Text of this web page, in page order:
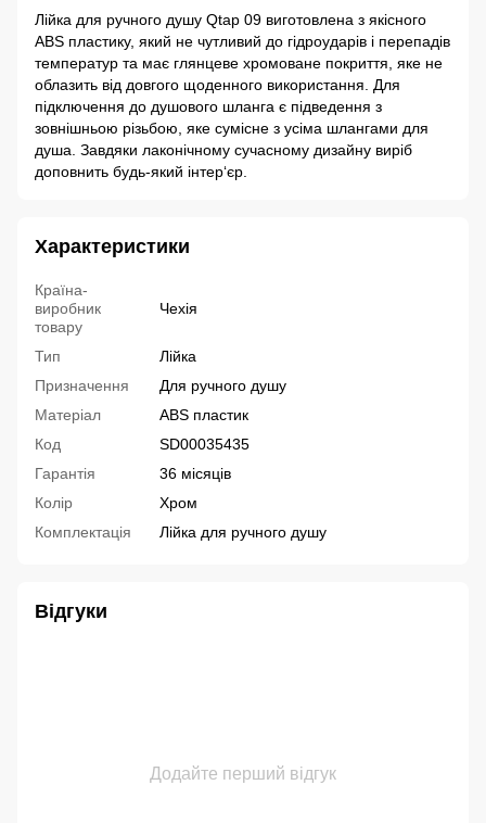
Лійка для ручного душу Qtap 09 виготовлена з якісного
ABS пластику, який не чутливий до гідроударів і перепадів
температур та має глянцеве хромоване покриття, яке не
облазить від довгого щоденного використання. Для
підключення до душового шланга є підведення з
зовнішньою різьбою, яке сумісне з усіма шлангами для
душа. Завдяки лаконічному сучасному дизайну виріб
доповнить будь-який інтер‘єр.
Характеристики
Країна-
виробник
товару
Чехія
Тип
Лійка
Призначення
Для ручного душу
Матеріал
ABS пластик
Код
SD00035435
Гарантія
36 місяців
Колір
Хром
Комплектація
Лійка для ручного душу
Відгуки
Додайте перший відгук